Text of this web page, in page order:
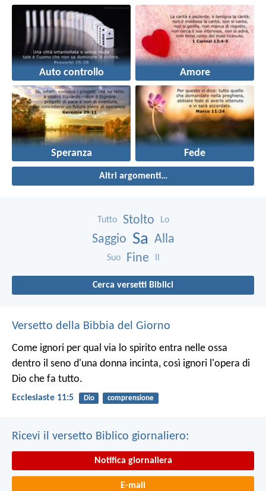
Auto controllo Amore
Speranza Fede
Altri argomenti…
Tutto Stolto Lo
Saggio Sa Alla
Suo Fine
Cerca versetti Biblici
Versetto della Bibbia del Giorno
Come ignori per qual via lo spirito entra nelle ossa
dentro il seno d'una donna incinta, così ignori l'opera di
Dio che fa tutto.
Ecclesiaste 11:5 Dio comprensione
Ricevi il versetto Biblico giornaliero:
Notifica giornaliera
E-mail